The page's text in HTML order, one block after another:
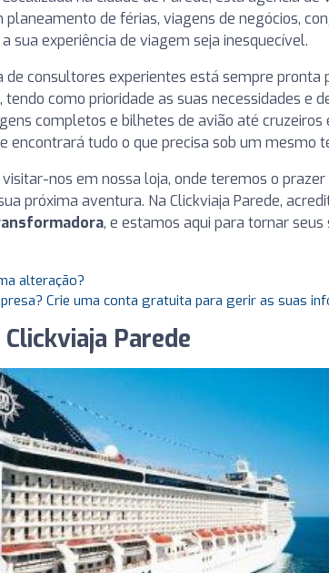
planeamento de férias, viagens de negócios,
sua experiência de viagem seja inesquecível.
de consultores experientes está sempre
tendo como prioridade as suas necessidades e
completos e bilhetes de avião até
encontrará tudo o que precisa sob um mesmo
nos em nossa loja, onde teremos o
próxima aventura. Na Clickviaja Parede,
, e estamos aqui para tornar
alteração?
Crie uma conta gratuita para gerir as suas
Parede